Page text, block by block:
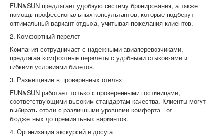
FUN&SUN предлагает удобную систему бронирования, а также
помощь профессиональных консультантов, которые подберут
оптимальный вариант отдыха, учитывая пожелания клиентов.
2. Комфортный перелет
Компания сотрудничает с надежными авиаперевозчиками,
предлагая комфортные перелеты с удобными стыковками и
гибкими условиями билетов.
3. Размещение в проверенных отелях
FUN&SUN работает только с проверенными гостиницами,
соответствующими высоким стандартам качества. Клиенты могут
выбирать отели с различными уровнями комфорта - от
бюджетных до премиальных вариантов.
4. Организация экскурсий и досуга